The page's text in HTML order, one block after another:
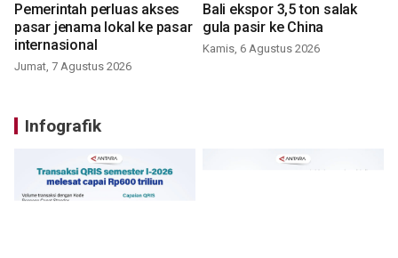
Pemerintah perluas akses
pasar jenama lokal ke pasar
internasional
Jumat, 7 Agustus 2026
Bali ekspor 3,5 ton salak
gula pasir ke China
Kamis, 6 Agustus 2026
Infografik